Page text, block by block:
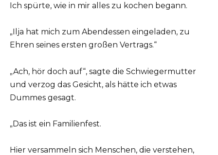
Ich spürte, wie in mir alles zu kochen begann.
„Ilja hat mich zum Abendessen eingeladen, zu
Ehren seines ersten großen Vertrags.“
„Ach, hör doch auf“, sagte die Schwiegermutter
und verzog das Gesicht, als hätte ich etwas
Dummes gesagt.
„Das ist ein Familienfest.
Hier versammeln sich Menschen, die verstehen,